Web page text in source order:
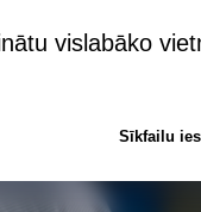
vislabāko
Sīkfailu